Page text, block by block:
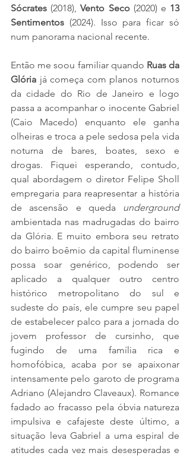
Sócrates (2018), Vento Seco (2020) e 13
Sentimentos (2024). Isso para ficar só
num panorama nacional recente.
Então me soou familiar quando Ruas da
Glória já começa com planos noturnos
da cidade do Rio de Janeiro e logo
passa a acompanhar o inocente Gabriel
(Caio Macedo) enquanto ele ganha
olheiras e troca a pele sedosa pela vida
noturna de bares, boates, sexo e
drogas. Fiquei esperando, contudo,
qual abordagem o diretor Felipe Sholl
empregaria para reapresentar a história
de ascensão e queda
underground
ambientada nas madrugadas do bairro
da Glória. E muito embora seu retrato
do bairro boêmio da capital fluminense
possa soar genérico, podendo ser
aplicado a qualquer outro centro
histórico metropolitano do sul e
sudeste do país, ele cumpre seu papel
de estabelecer palco para a jornada do
jovem professor de cursinho, que
fugindo de uma família rica e
homofóbica, acaba por se apaixonar
intensamente pelo garoto de programa
Adriano (Alejandro Claveaux). Romance
fadado ao fracasso pela óbvia natureza
impulsiva e cafajeste deste último, a
situação leva Gabriel a uma espiral de
atitudes cada vez mais desesperadas e